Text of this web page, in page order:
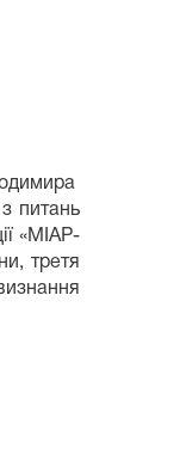
питань
«МІАР-
третя